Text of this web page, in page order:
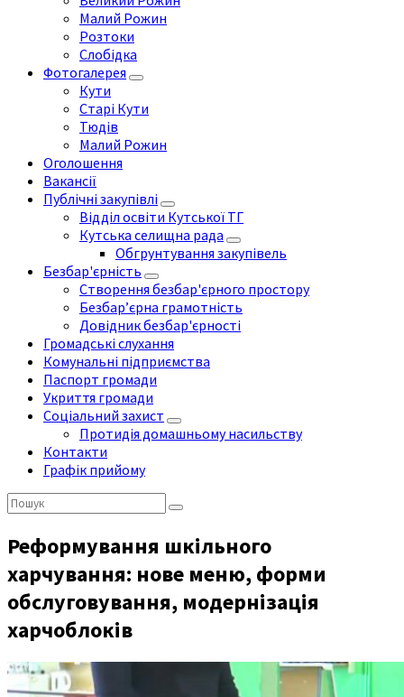
Малий Рожин
Розтоки
Слобідка
Фотогалерея
Кути
Старі Кути
Тюдів
Малий Рожин
Оголошення
Вакансії
Публічні закупівлі
Відділ освіти Кутської ТГ
Кутська селищна рада
Обгрунтування закупівель
Безбар'єрність
Створення безбар'єрного простору
Безбар’єрна грамотність
Довідник безбар'єрності
Громадські слухання
Комунальні підприємства
Паспорт громади
Укриття громади
Соціальний захист
Протидія домашньому насильству
Контакти
Графік прийому
Пошук:
Реформування шкільного
харчування: нове меню, форми
обслуговування, модернізація
харчоблоків